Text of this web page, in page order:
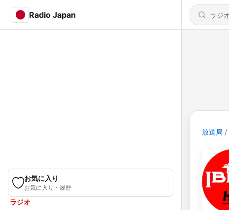
Radio Japan
お気に入り
お気に入り・履歴
ラジオ
放送局